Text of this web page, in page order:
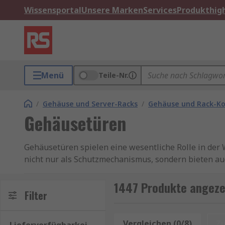
WissensportalUnsere MarkenServices
Menü Teile-Nr.
/ Gehäuse und Server-Racks / Gehäuse und Rack-
Gehäusetüren
Gehäusetüren spielen eine wesentliche Rolle in
nicht nur als Schutzmechanismus, sondern bieten
Funktion und Bedeutung von
Raum unterzubringen. Sie schützen vor äußeren
Filter 1447 Produkte